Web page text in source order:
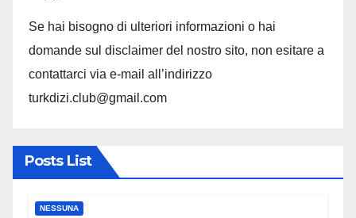
Se hai bisogno di ulteriori informazioni o hai
domande sul disclaimer del nostro sito, non esitare a
contattarci via e-mail all’indirizzo
turkdizi.club@gmail.com
Posts List
NESSUNA